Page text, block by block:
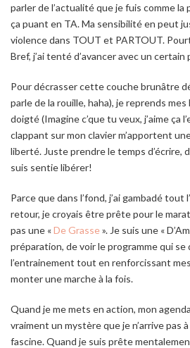
parler de l’actualité que je fuis comme la
ça puant en TA. Ma sensibilité en peut
violence dans TOUT et PARTOUT.
Bref, j’ai tenté d’avancer avec un
Pour décrasser cette couche brunâtre
parle de la rouille, haha), je reprends
doigté (Imagine c’que tu veux, j’aime ça
clappant sur mon clavier m’apportent
liberté. Juste prendre le temps d’écrire,
suis sentie libérer!
Parce que dans l’fond, j’ai gambadé tout
retour, je croyais être prête pour le
pas une «De Grasse». Je suis une «
préparation, de voir le programme qui
l’entrainement tout en renforcissant
monter une marche à la fois.
Quand je me mets en action, mon
vraiment un mystère que je n’arrive pas
fascine. Quand je suis prête